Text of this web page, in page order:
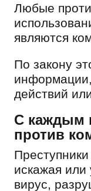
Любые
являются
По закону
действий
С каждым
против
искажая
вирус,